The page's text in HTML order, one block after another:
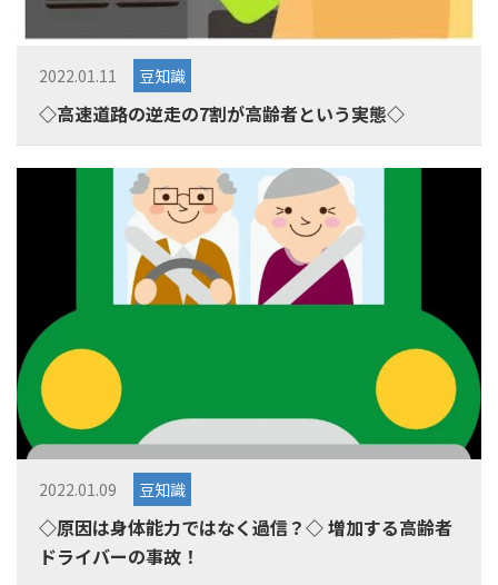
2022.01.11 豆知識
◇高速道路の逆走の7割が高齢者という実態◇
2022.01.09 豆知識
◇原因は身体能力ではなく過信？◇ 増加する高齢者
ドライバーの事故！